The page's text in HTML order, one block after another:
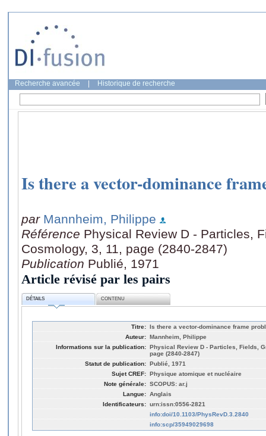
Recherche avancée Historique de recherche
Is there a vector-dominance
par Mannheim, Philippe
Référence Physical Review D - Particles,
Cosmology, 3, 11, page (2840-2847)
Publication Publié, 1971
Article révisé par les pairs
DÉTAILS CONTENU
Titre: Is there a vector-dominance frame
Auteur: Mannheim, Philippe
Informations sur la publication: Physical Review D - Particles, Fields,
page (2840-2847)
Statut de publication: Publié, 1971
Sujet CREF: Physique atomique et nucléaire
Note générale: SCOPUS: ar.j
Langue: Anglais
Identificateurs: urn:issn:0556-2821
info:doi/10.1103/PhysRevD.3.2840
info:scp/35949029698